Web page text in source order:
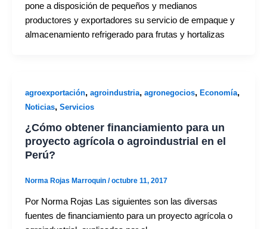
pone a disposición de pequeños y medianos
productores y exportadores su servicio de empaque y
almacenamiento refrigerado para frutas y hortalizas
agroexportación, agroindustria, agronegocios, Economía,
Noticias, Servicios
¿Cómo obtener financiamiento para un
proyecto agrícola o agroindustrial en el
Perú?
Norma Rojas Marroquin /octubre 11, 2017
Por Norma Rojas Las siguientes son las diversas
fuentes de financiamiento para un proyecto agrícola o